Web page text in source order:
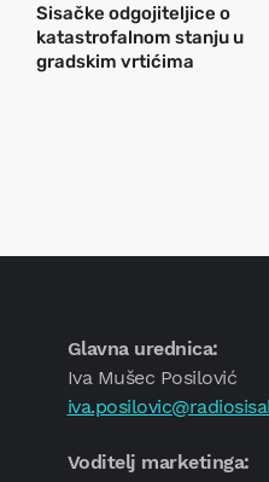
Sisačke odgojiteljice o
katastrofalnom stanju u
gradskim vrtićima
Glavna urednica:
Iva Mušec Posilović
Voditelj marketinga: